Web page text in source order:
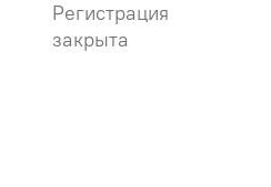
Регистрация
закрыта